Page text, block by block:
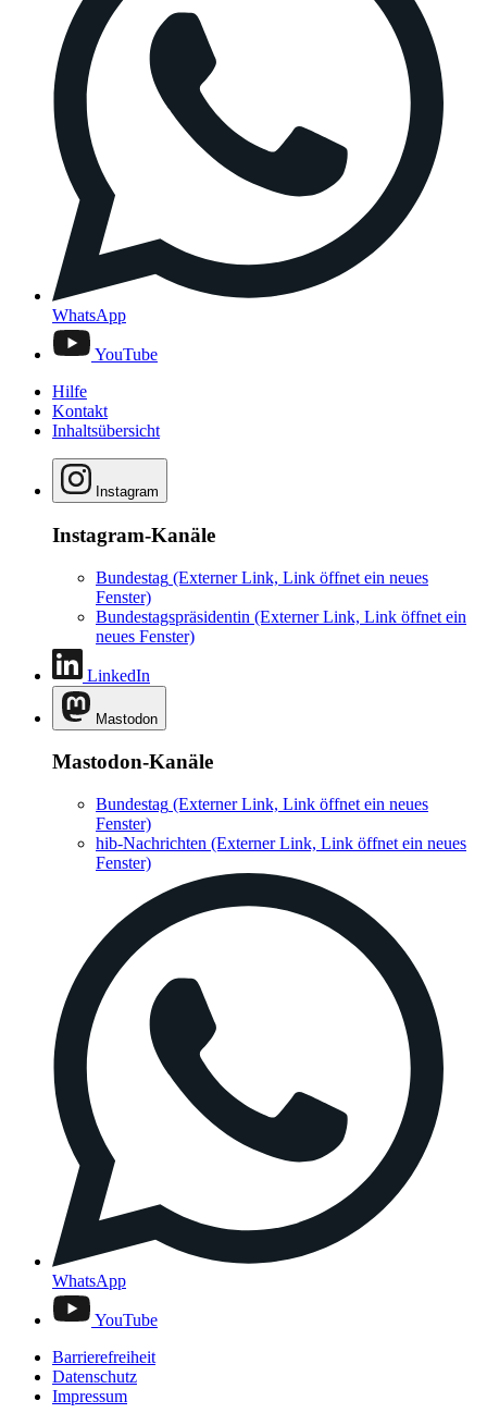
WhatsApp
YouTube
Hilfe
Kontakt
Inhaltsübersicht
Instagram
Instagram-Kanäle
Bundestag (Externer Link, Link öffnet ein neues
Fenster)
Bundestagspräsidentin (Externer Link, Link öffnet ein
neues Fenster)
LinkedIn
Mastodon
Mastodon-Kanäle
Bundestag (Externer Link, Link öffnet ein neues
Fenster)
hib-Nachrichten (Externer Link, Link öffnet ein neues
Fenster)
WhatsApp
YouTube
Barrierefreiheit
Datenschutz
Impressum